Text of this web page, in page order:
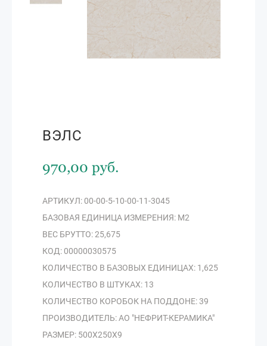
ВЭЛС
970,00 руб.
АРТИКУЛ: 00-00-5-10-00-11-3045
БАЗОВАЯ ЕДИНИЦА ИЗМЕРЕНИЯ: М2
ВЕС БРУТТО: 25,675
КОД: 00000030575
КОЛИЧЕСТВО В БАЗОВЫХ ЕДИНИЦАХ: 1,625
КОЛИЧЕСТВО В ШТУКАХ: 13
КОЛИЧЕСТВО КОРОБОК НА ПОДДОНЕ: 39
ПРОИЗВОДИТЕЛЬ: АО "НЕФРИТ-КЕРАМИКА"
РАЗМЕР: 500Х250Х9